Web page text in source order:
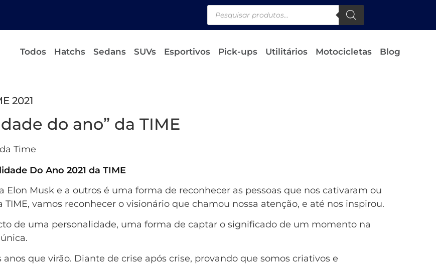
Todos Hatchs Sedans SUVs Esportivos Pick-ups Utilitários Motocicletas Blog
2021
do ano” da TIME
Do Ano 2021 da TIME
Elon Musk e a outros é uma forma de reconhecer as pessoas que nos cativaram ou
vamos reconhecer o visionário que chamou nossa atenção, e até nos inspirou.
de uma personalidade, uma forma de captar o significado de um momento na
anos que virão. Diante de crise após crise, provando que somos criativos e